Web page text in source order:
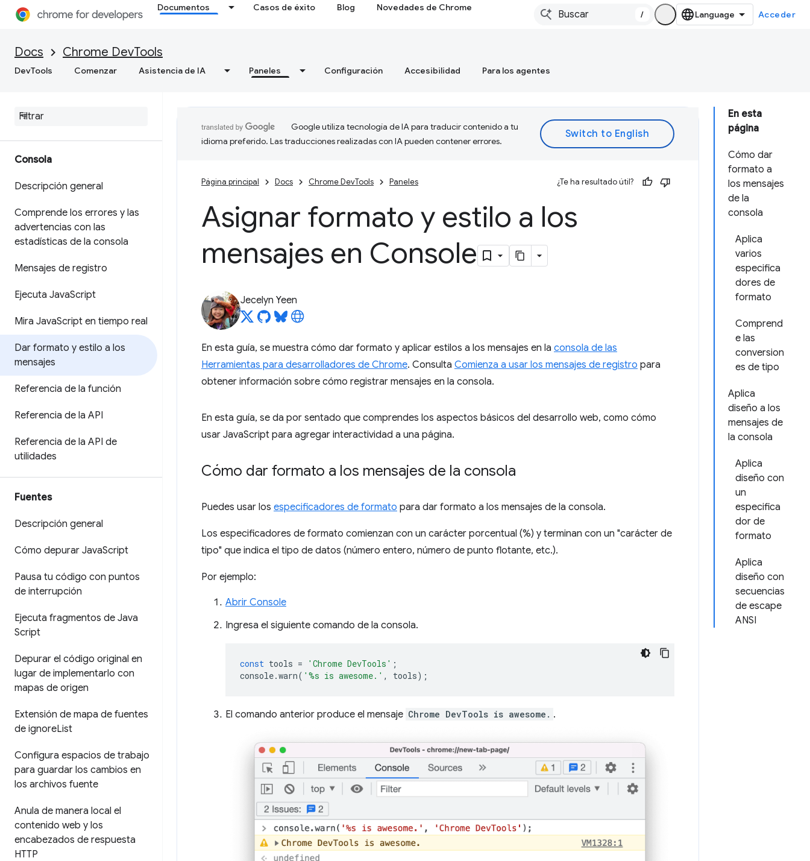
Documentos Casos de éxito Blog Novedades de Chrome
/ Acceder
Docs Chrome DevTools
DevTools Comenzar Asistencia de IA Paneles Configuración Accesibilidad Para los agentes
Descripción general
CSS
Consola
Descripción general
Comprende los errores y las
advertencias con las
estadísticas de la consola
Mensajes de registro
Ejecuta JavaScript
Mira JavaScript en tiempo real
Dar formato y estilo a los
mensajes
Referencia de la función
Referencia de la API
Referencia de la API de
utilidades
Fuentes
Descripción general
Cómo depurar JavaScript
Pausa tu código con puntos
de interrupción
Ejecuta fragmentos de Java
Script
Depurar el código original en
lugar de implementarlo con
mapas de origen
Extensión de mapa de fuentes
de ignoreList
Configura espacios de trabajo
para guardar los cambios en
los archivos fuente
Anula de manera local el
contenido web y los
encabezados de respuesta
HTTP
En esta
página
Cómo dar
formato a
los mensajes
de la
consola
Aplica
varios
especifica
dores de
formato
Comprend
e las
conversion
es de tipo
Aplica
diseño a los
mensajes de
la consola
Aplica
diseño con
un
especifica
dor de
formato
Aplica
diseño con
secuencias
de escape
ANSI
Google utiliza tecnología de IA para traducir contenido a tu
idioma preferido. Las traducciones realizadas con IA pueden contener errores.
Página principal Docs Chrome DevTools Paneles ¿Te ha resultado útil?
Asignar formato y estilo a los
mensajes en Console
Jecelyn Yeen
En esta guía, se muestra cómo dar formato y aplicar estilos a los mensajes en la consola de las
Herramientas para desarrolladores de Chrome. Consulta Comienza a usar los mensajes de registro para
obtener información sobre cómo registrar mensajes en la consola.
En esta guía, se da por sentado que comprendes los aspectos básicos del desarrollo web, como cómo
usar JavaScript para agregar interactividad a una página.
Cómo dar formato a los mensajes de la consola
Puedes usar los especificadores de formato para dar formato a los mensajes de la consola.
Los especificadores de formato comienzan con un carácter porcentual (%) y terminan con un "carácter de
tipo" que indica el tipo de datos (número entero, número de punto flotante, etc.).
Por ejemplo:
Abrir Console
Ingresa el siguiente comando de la consola.
const tools = 'Chrome DevTools' ;
console.warn( '%s is awesome.' , tools);
El comando anterior produce el mensaje Chrome DevTools is awesome. .